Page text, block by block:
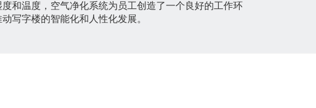
和温度，空气净化系统为员工创造了一个良好的工作环
写字楼的智能化和人性化发展。